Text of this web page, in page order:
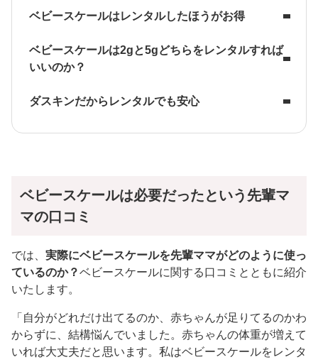
ベビースケールはレンタルしたほうがお得
ベビースケールは2gと5gどちらをレンタルすれば
いいのか？
ダスキンだからレンタルでも安心
ベビースケールは必要だったという先輩マ
マの口コミ
では、 実際にベビースケールを先輩ママがどのように使っ
ているのか？ベビースケールに関する口コミとともに紹介
いたします。
「自分がどれだけ出てるのか、赤ちゃんが足りてるのかわ
からずに、結構悩んでいました。赤ちゃんの体重が増えて
いれば大丈夫だと思います。私はベビースケールをレンタ